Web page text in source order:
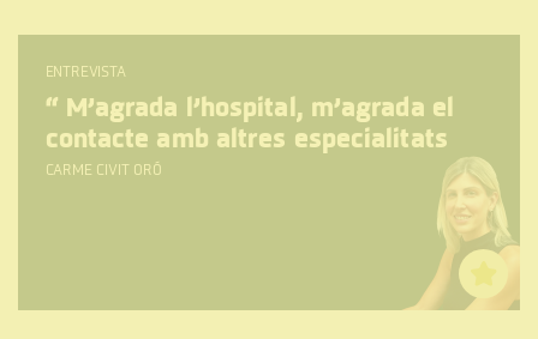
ENTREVISTA
“ M’agrada l’hospital, m’agrada el
contacte amb altres especialitats
CARME CIVIT ORÓ